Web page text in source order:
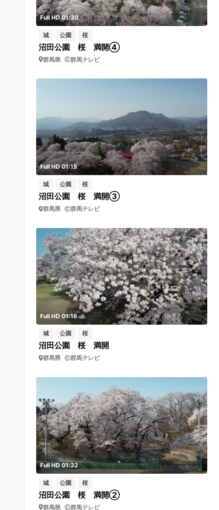
Full HD 01:30
城 公園 桜
沼田公園 桜 満開④
群馬県 群馬テレビ
Full HD 01:15
城 公園 桜
沼田公園 桜 満開③
群馬県 群馬テレビ
Full HD 01:16
城 公園 桜
沼田公園 桜 満開
群馬県 群馬テレビ
Full HD 01:32
城 公園 桜
沼田公園 桜 満開②
群馬県 群馬テレビ